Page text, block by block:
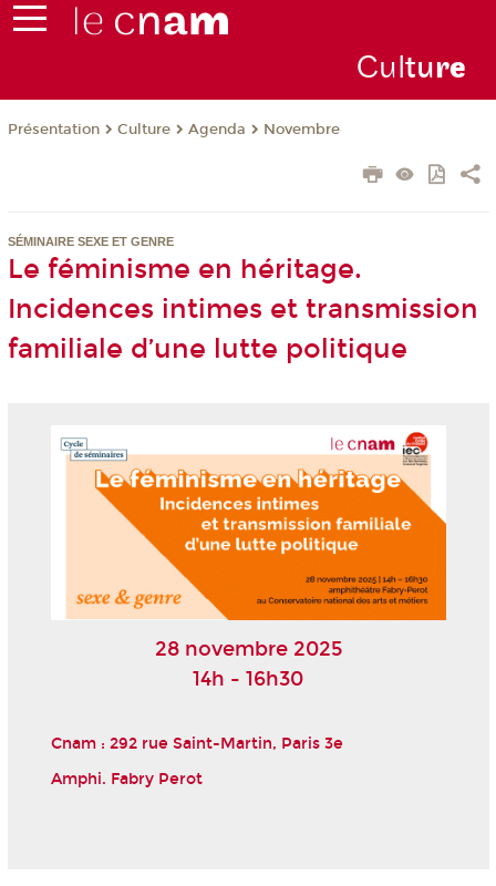
Culture
Présentation Culture Agenda Novembre
SÉMINAIRE SEXE ET GENRE
Le féminisme en héritage.
Incidences intimes et transmission
familiale d’une lutte politique
28 novembre 2025
14h - 16h30
Cnam : 292 rue Saint-Martin, Paris 3e
Amphi. Fabry Perot